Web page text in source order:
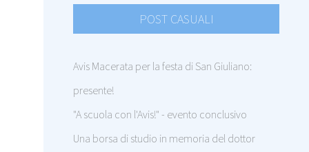
POST CASUALI
Avis Macerata per la festa di San Giuliano:
presente!
"A scuola con l'Avis!" - evento conclusivo
Una borsa di studio in memoria del dottor